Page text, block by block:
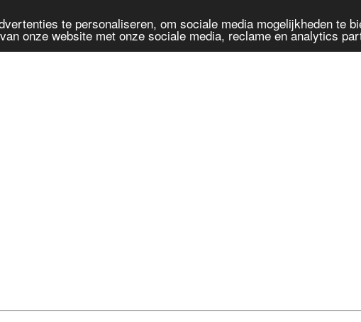
te personaliseren, om sociale media mogelijkheden te
onze website met onze sociale media, reclame en analytics